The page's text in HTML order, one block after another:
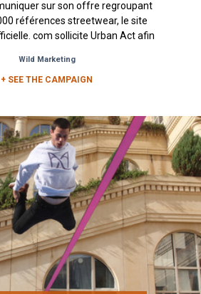
sur son offre regroupant
références streetwear, le site
com sollicite Urban Act afin
Wild Marketing
+ SEE THE CAMPAIGN